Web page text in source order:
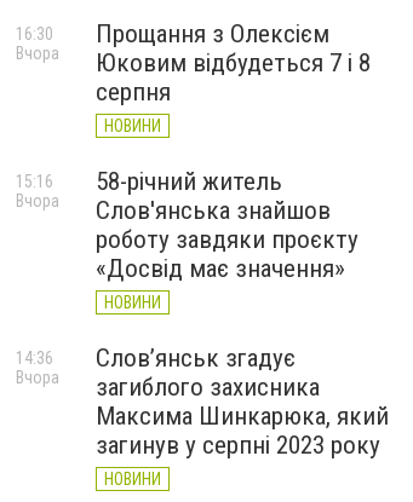
Прощання з Олексієм
Юковим відбудеться 7 і 8
серпня
НОВИНИ
16:30
Вчора
58-річний житель
Слов'янська знайшов
роботу завдяки проєкту
«Досвід має значення»
НОВИНИ
15:16
Вчора
Слов’янськ згадує
загиблого захисника
Максима Шинкарюка, який
загинув у серпні 2023 року
НОВИНИ
14:36
Вчора